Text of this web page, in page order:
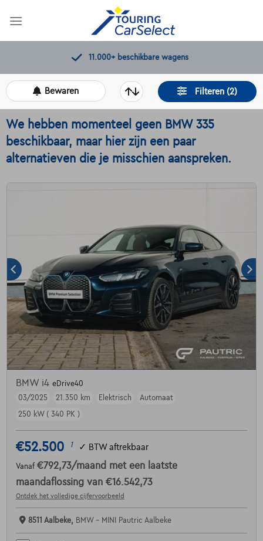
11.000+beschikbare wagens
Filteren (2)
Bewaren
We hebben momenteel geen BMW 335
beschikbaar, maar hier zijn een paar
alternatieven die je misschien aanspreken.
BMW i4 eDrive40
03/2025
21.350 km Elektrisch
Automaat
250 kW ( 340 PK )
€52.500 1 ✓ BTW aftrekbaar
Vanaf €792,73/maand met een laatste
maandaflossing van €16.542,73
Ontdek het volledige cijfervoorbeeld
8511 Aalbeke, BMW - MINI Pautric Aalbeke